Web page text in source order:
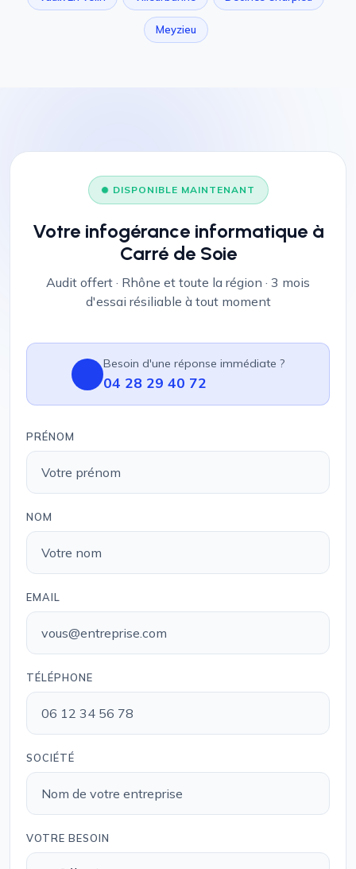
Meyzieu
DISPONIBLE MAINTENANT
Votre infogérance informatique à
Carré de Soie
Audit offert · Rhône et toute la région · 3 mois
d'essai résiliable à tout moment
Besoin d'une réponse immédiate ?
04 28 29 40 72
PRÉNOM
NOM
EMAIL
TÉLÉPHONE
SOCIÉTÉ
VOTRE BESOIN